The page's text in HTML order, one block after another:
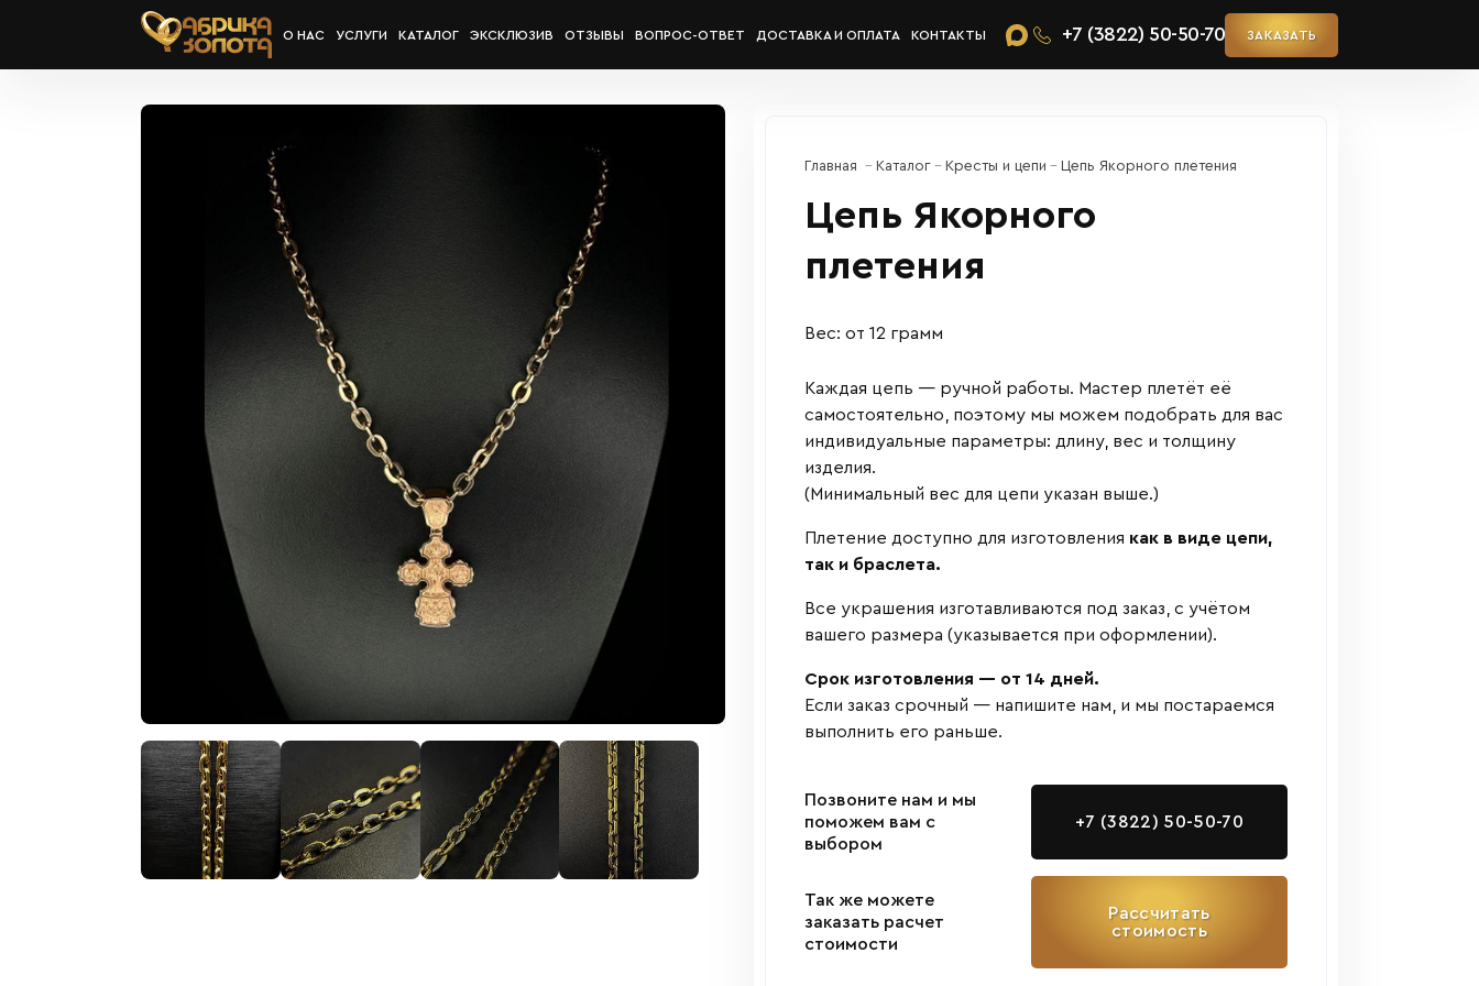
О НАС УСЛУГИ КАТАЛОГ ЭКСКЛЮЗИВ ОТЗЫВЫ ВОПРОС-ОТВЕТ ДОСТАВКА И ОПЛАТА КОНТАКТЫ +7 (3822) 50-50-70 ЗАКАЗАТЬ
Главная Каталог Кресты и цепи Цепь Якорного плетения
Цепь Якорного
плетения
Вес: от 12 грамм
Каждая цепь — ручной работы. Мастер плетёт её
самостоятельно, поэтому мы можем подобрать для вас
индивидуальные параметры: длину, вес и толщину
изделия.
(Минимальный вес для цепи указан выше.)
Плетение доступно для изготовления как в виде цепи,
так и браслета.
Все украшения изготавливаются под заказ, с учётом
вашего размера (указывается при оформлении).
Срок изготовления — от 14 дней.
Если заказ срочный — напишите нам, и мы постараемся
выполнить его раньше.
Позвоните нам и мы
поможем вам с
выбором
+7 (3822) 50-50-70
Так же можете
заказать расчет
стоимости
Рассчитать
стоимость